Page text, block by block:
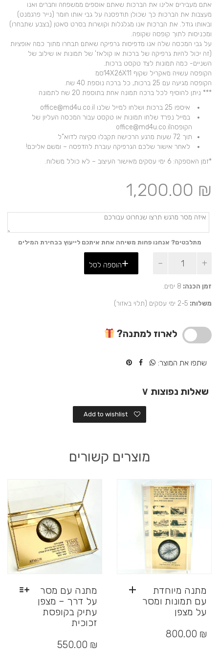
אתם מעבירים אלינו את הברכות שאתם אוספים ממשפחה וחברים ואנו
מעצבות את הברכות כך שכולן תודפסנה על גבי אותו חומר (נייר פרגמנט)
ובאותו גודל. את הברכות אנו מגלגלות וקושרות בסרט סאטן (בצבע שתבחרו)
ומכניסות לתוך קופסה שקופה.
על גבי המכסה שלה אנו מדפיסות גרפיקה שאתם תבחרו מתוך כמה אופציות
(זה יכול להיות גרפיקה של ברכות או קולאז' של תמונות או שילוב של
השניים- כמה תמונות לצד טקסט ברכות.
הקופסה עשויה מאקריל שקוף 14X26X11סמ
הקופסה מגיעה עם 25 ברכות, כל ברכה נוספת 40 שח.
*** ניתן להוסיף לכל ברכה תמונה אחת בתוספת 20 שח לתמונה
איספו 25 ברכות ושלחו למייל שלנו office@md4u.co.il
במייל נפרד שלחו תמונות או טקסט עבור המכסה העליון של
הקופסהoffice@md4u.co.il
תוך 72 שעות מרגע הרכישה תקבלו סקיצה לדוא”ל
לאחר אישור שלכם הגרפיקה עוברת להדפסה – ומשם אליכם!
*זמן האספקה: 6 ימי עסקים מאישור העיצוב – לא כולל משלוח.
1,200.00 ₪
מתלבטים? אנחנו פחות משיחה אחת איתכם לייעוץ בבחירת המילים
של
מגולגלות
שקופה
הוספה לסל
זמן הכנה: 8 ימים.
משלוח: 2-5 ימי עסקים (תלוי באזור)
לארוז למתנה?
שתפו את המוצר:
שאלות נפוצות ∨
Add to wishlist
מוצרים קשורים
מתנה עם מסר
על דרך – מצפן
עתיק בקופסת
זכוכית
זה 550.00 ₪
מתנה מיוחדת
עם תמונות ומסר
על מצפן
800.00 ₪